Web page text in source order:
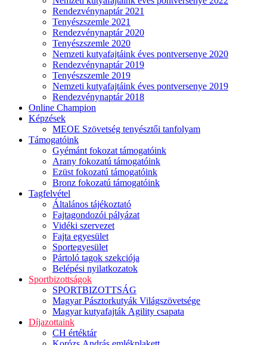
Rendezvénynaptár 2021
Tenyészszemle 2021
Rendezvénynaptár 2020
Tenyészszemle 2020
Nemzeti kutyafajtáink éves pontversenye 2020
Rendezvénynaptár 2019
Tenyészszemle 2019
Nemzeti kutyafajtáink éves pontversenye 2019
Rendezvénynaptár 2018
Online Champion
Képzések
MEOE Szövetség tenyésztői tanfolyam
Támogatóink
Gyémánt fokozat támogatóink
Arany fokozatú támogatóink
Ezüst fokozatú támogatóink
Bronz fokozatú támogatóink
Tagfelvétel
Általános tájékoztató
Fajtagondozói pályázat
Vidéki szervezet
Fajta egyesület
Sportegyesület
Pártoló tagok szekciója
Belépési nyilatkozatok
Sportbizottságok
SPORTBIZOTTSÁG
Magyar Pásztorkutyák Világszövetsége
Magyar kutyafajták Agility csapata
Díjazottaink
CH értéktár